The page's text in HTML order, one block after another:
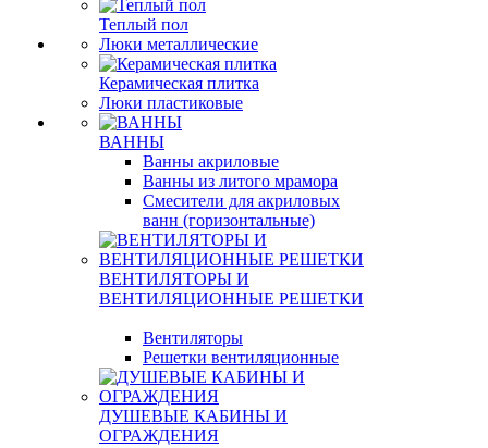
Теплый пол
Люки металлические
Керамическая плитка
Люки пластиковые
ВАННЫ
Ванны акриловые
Ванны из литого мрамора
Смесители для акриловых
ванн (горизонтальные)
ВЕНТИЛЯТОРЫ И
ВЕНТИЛЯЦИОННЫЕ РЕШЕТКИ
Вентиляторы
Решетки вентиляционные
ДУШЕВЫЕ КАБИНЫ И
ОГРАЖДЕНИЯ